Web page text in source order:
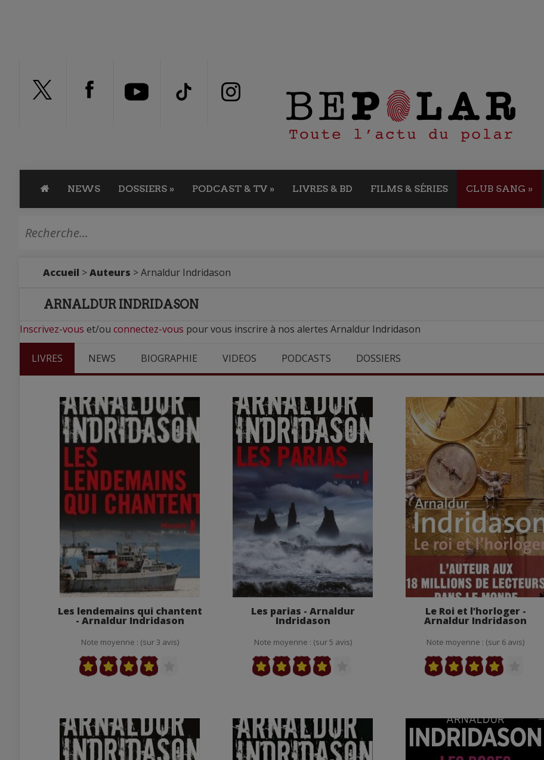
NEWS DOSSIERS » PODCAST & TV » LIVRES & BD FILMS & SÉRIES CLUB SANG »
Accueil >Auteurs > Arnaldur Indridason
ARNALDUR INDRIDASON
Inscrivez-vous et/ou connectez-vous pour vous inscrire à nos alertes Arnaldur Indridason
LIVRES NEWS BIOGRAPHIE VIDEOS PODCASTS DOSSIERS
Les lendemains qui chantent
- Arnaldur Indridason
Note moyenne : (sur 3 avis)
Les parias - Arnaldur
Indridason
Note moyenne : (sur 5 avis)
Le Roi et l’horloger -
Arnaldur Indridason
Note moyenne : (sur 6 avis)